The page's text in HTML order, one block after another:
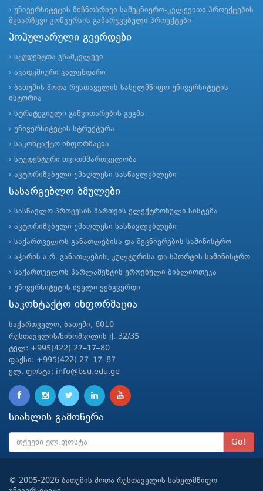
უნივერსიტეტის მიზნობრივი სამეცნიერო-კვლევითი პროექტების
შესარჩევი კონკურსის გამარჯვებული პროექტები
პოპულარული გვერდები
სტუდენტთა გზამკვლევი
აკადემიური კალენდარი
ბათუმის შოთა რუსთაველის სახელმწიფო უნივერსიტეტის
ისტორია
სტრატეგიული განვითარების გეგმა
უნივერსიტეტის სტრუქტურა
საკონტაქტო ინფორმაცია
სტუდენტური თვითმმართველობა
ავტორიზებული უმაღლესი სასწავლებლები
სასარგებლო ბმულები
სასწავლო პროცესის მართვის ელექტრონული სისტემა
ავტორიზებული უმაღლესი სასწავლებლები
საქართველოს განათლებისა და მეცნიერების სამინისტრო
აჭარის ა.რ. განათლების, კულტურისა და სპორტის სამინისტრო
საქართველოს პარლამენტის ეროვნული ბიბლიოთეკა
უნივერსიტეტის ძველი ვებგვერდი
საკონტაქტო ინფორმაცია
საქართველო, ბათუმი, 6010
რუსთაველის/ნინოშვილის ქ. 32/35
ტელ: +995(422) 27–17–80
ფაქსი: +995(422) 27–17–87
ელ. ფოსტა: info@bsu.edu.ge
სიახლის გამოწერა
Go!
© 2005-2026 ბათუმის შოთა რუსთაველის სახელმწიფო